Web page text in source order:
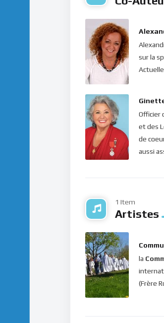
moment de la demande…
Voilà le secret ! C’est
l’abondance ! Afin
manque, se détacher
déjà obtenu ce cadeau
l’épanouissement
maintenant, ce que l’on
constamment cette
monde physique.
Dans le silence de ton
sur la
Officier
et des
de
aussi
1 Item
Artistes
la
(Frère